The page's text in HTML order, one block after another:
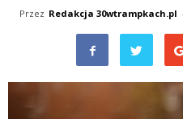
Przez Redakcja 30wtrampkach.pl